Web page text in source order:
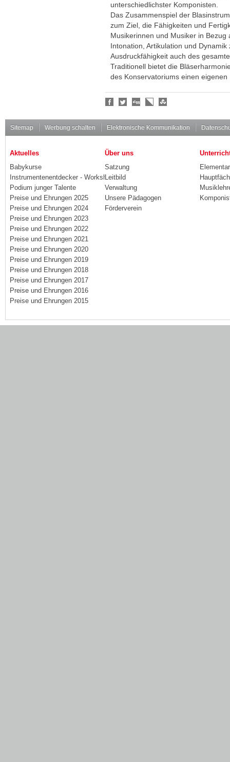
unterschiedlichster Komponisten.
Das Zusammenspiel der
zum Ziel, die Fähigkeiten und
Musikerinnen und Musiker in Bezug
Intonation, Artikulation und
Ausdruckfähigkeit auch des
Traditionell bietet die
des Konservatoriums einen
Social
Sitemap Werbung schalten Elektronische Kommunikation
Aktuelles
Babykurse
Instrumentenentdecker - Workshops
Podium junger Talente
Preise und Ehrungen 2025
Preise und Ehrungen 2024
Preise und Ehrungen 2023
Preise und Ehrungen 2022
Preise und Ehrungen 2021
Preise und Ehrungen 2020
Preise und Ehrungen 2019
Preise und Ehrungen 2018
Preise und Ehrungen 2017
Preise und Ehrungen 2016
Preise und Ehrungen 2015
Über uns
Satzung
Leitbild
Verwaltung
Unsere Pädagogen
Förderverein